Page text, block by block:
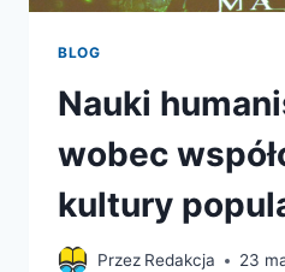
BLOG
Nauki
wobec
kultury
Przez Redakcja 23